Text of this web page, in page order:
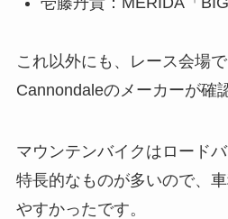
これ以外にも、レース会場
Cannondaleのメーカーが確
マウンテンバイクはロード
特長的なものが多いので、
やすかったです。